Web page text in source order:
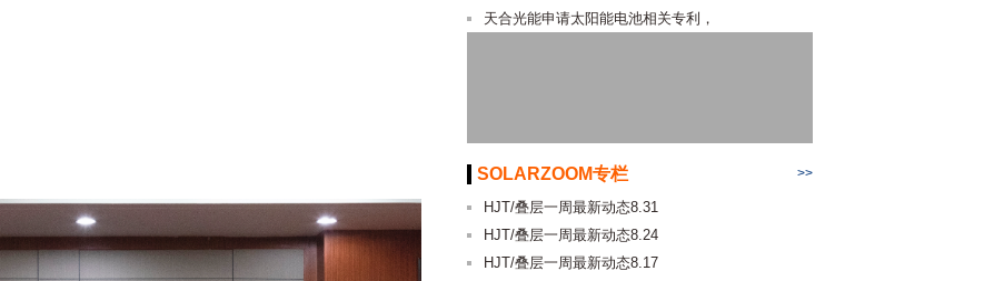
天合光能申请太阳能电池相关专利，
SOLARZOOM专栏 >>
HJT/叠层一周最新动态8.31
HJT/叠层一周最新动态8.24
HJT/叠层一周最新动态8.17